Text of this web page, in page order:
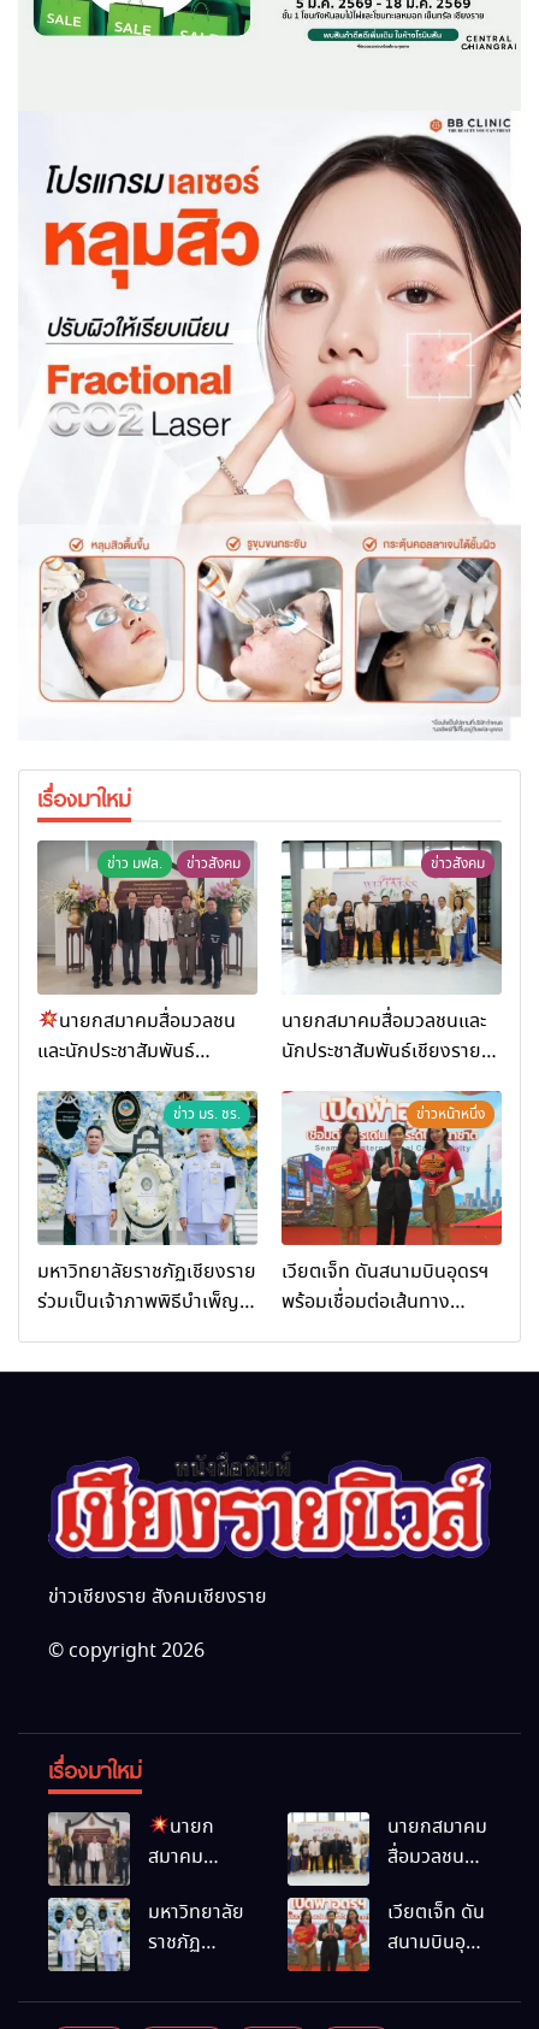
เรื่องมาใหม่
ข่าว มฟล. ข่าวสังคม
นายกสมาคมสื่อมวลชน
และนักประชาสัมพันธ์
เปิด “โครงการเสริมสร้างสุข
ภาวะพระสงฆ์” ถวายพระกุศล
99 พรรษา สมเด็จพระ
สังฆราช
ข่าวสังคม
นายกสมาคมสื่อมวลชนและ
นักประชาสัมพันธ์เชียงราย
การท่องเที่ยวและกีฬาจังหวัด
เชียงราย จัดกิจกรรมอบรม
“การพัฒนาศักยภาพผู้
ประกอบการและเครือข่าย
ธุรกิจ Wellness สู่การ
เติบโตอย่างยั่งยืน (Chiang
Rai Wellness Business
ข่าว มร. ชร.
มหาวิทยาลัยราชภัฏเชียงราย
ร่วมเป็นเจ้าภาพพิธีบำเพ็ญ
ข่าวหน้าหนึ่ง
เวียตเจ็ท ดันสนามบินอุดรฯ
พร้อมเชื่อมต่อเส้นทาง
ข่าวเชียงราย สังคมเชียงราย
© copyright 2026
เรื่องมาใหม่
นายก
สมาคม
และนัก
ประชาสัมพันธ์
ร่วมในงานที่
นายกสมาคม
สื่อมวลชน
ประชาสัมพันธ์
เชียงราย
กิจกรรมที่
มหาวิทยาลัย
ราชภัฏ
ร่วมเป็นเจ้า
เวียตเจ็ท ดัน
สนามบินอุ
เชื่อมต่อเส้น